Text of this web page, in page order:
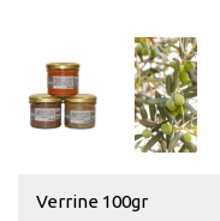
Verrine 100gr